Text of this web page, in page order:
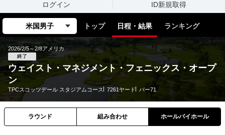
ログイン ID新規取得
米国男子 トップ 日程・結果 ランキング
2026/2/5～2/8アメリカ
終了
ウェイスト・マネジメント・フェニックス・オープ
ン
TPCスコッツデール スタジアムコース 7261ヤード パー71
ラウンド 組み合わせ ホールバイホール